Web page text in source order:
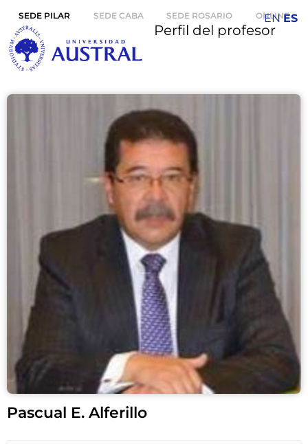
SEDE PILAR SEDE CABA SEDE ROSARIO ONLINE
Perfil del profesor
Pascual E. Alferillo
EN ES